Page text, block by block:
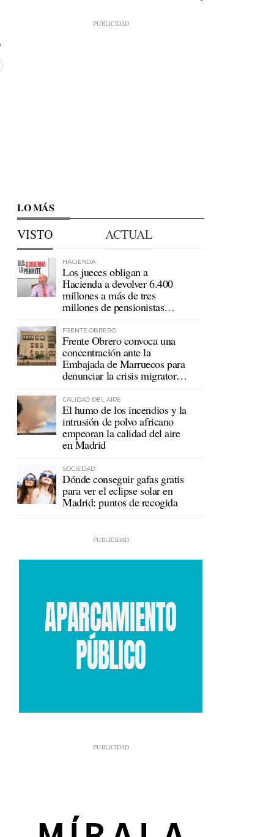
LO MÁS
VISTO ACTUAL
HACIENDA
Los jueces obligan a
Hacienda a devolver 6.400
millones a más de tres
millones de pensionistas
FRENTE OBRERO
Frente Obrero convoca una
concentración ante la
Embajada de Marruecos para
denunciar la crisis migratoria
CALIDAD DEL AIRE
El humo de los incendios y la
intrusión de polvo africano
empeoran la calidad del aire
en Madrid
SOCIEDAD
Dónde conseguir gafas gratis
para ver el eclipse solar en
Madrid: puntos de recogida